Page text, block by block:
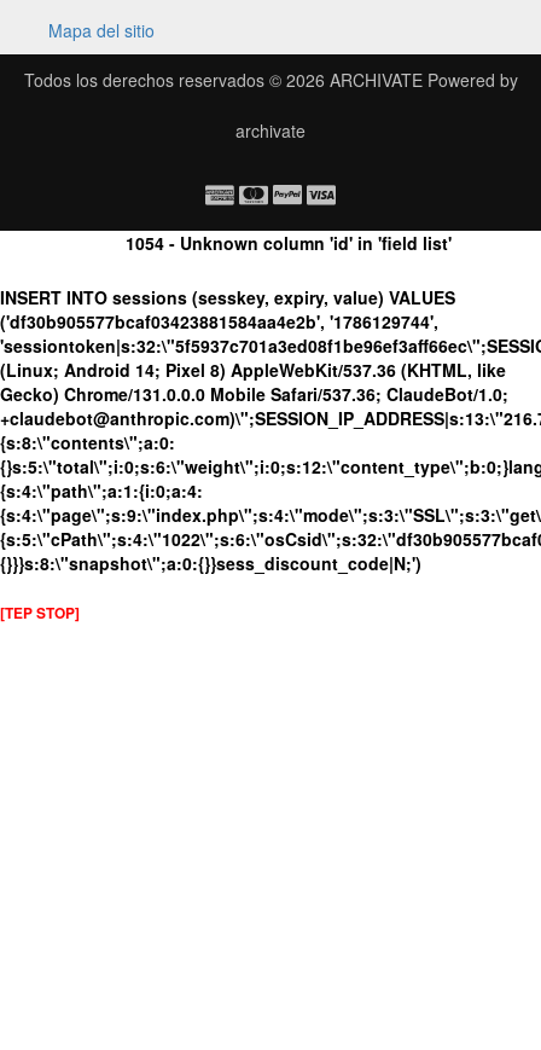
Mapa del sitio
Todos los derechos reservados © 2026 ARCHIVATEPowered by
archivate
1054 - Unknown column 'id' in 'field list'
INSERT INTO sessions (sesskey, expiry, value) VALUES
('df30b905577bcaf03423881584aa4e2b', '1786129744',
(Linux; Android 14; Pixel 8) AppleWebKit/537.36 (KHTML, like
Gecko) Chrome/131.0.0.0 Mobile Safari/537.36; ClaudeBot/1.0;
{s:8:\"contents\";a:0:
{s:4:\"path\";a:1:{i:0;a:4:
{}}}s:8:\"snapshot\";a:0:{}}sess_discount_code|N;')
[TEP STOP]